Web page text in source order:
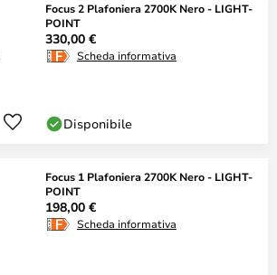
Focus 2 Plafoniera 2700K Nero - LIGHT-
POINT
330,00 €
Scheda informativa
Disponibile
Focus 1 Plafoniera 2700K Nero - LIGHT-
POINT
198,00 €
Scheda informativa